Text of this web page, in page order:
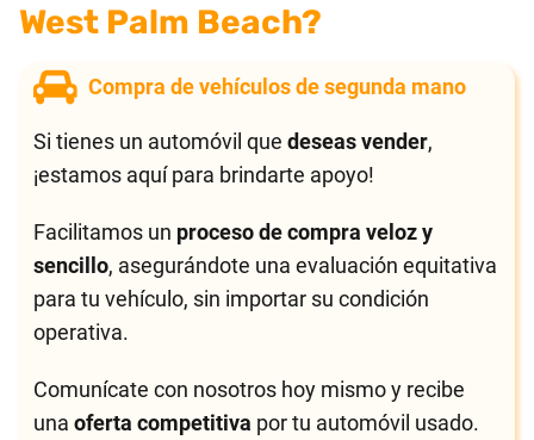
West Palm Beach?
Compra de vehículos de segunda mano
Si tienes un automóvil quedeseas vender,
¡estamos aquí para brindarte apoyo!
Facilitamos un proceso de compra veloz y
sencillo, asegurándote una evaluación equitativa
para tu vehículo, sin importar su condición
operativa.
Comunícate con nosotros hoy mismo y recibe
unaoferta competitiva por tu automóvil usado.